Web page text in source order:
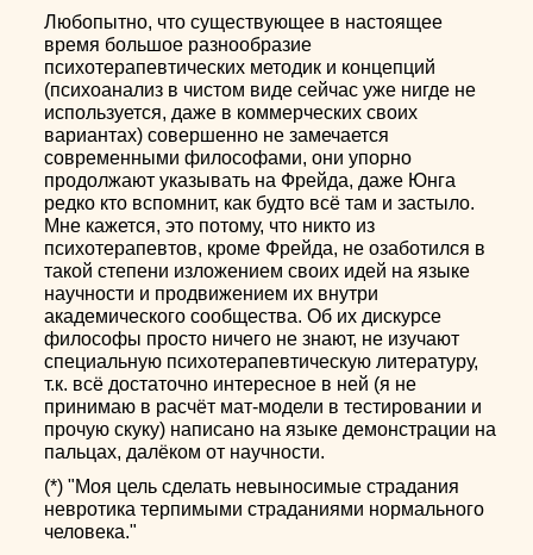
Любопытно, что существующее в настоящее
время большое разнообразие
психотерапевтических методик и концепций
(психоанализ в чистом виде сейчас уже нигде не
используется, даже в коммерческих своих
вариантах) совершенно не замечается
современными философами, они упорно
продолжают указывать на Фрейда, даже Юнга
редко кто вспомнит, как будто всё там и застыло.
Мне кажется, это потому, что никто из
психотерапевтов, кроме Фрейда, не озаботился в
такой степени изложением своих идей на языке
научности и продвижением их внутри
академического сообщества. Об их дискурсе
философы просто ничего не знают, не изучают
специальную психотерапевтическую литературу,
т.к. всё достаточно интересное в ней (я не
принимаю в расчёт мат-модели в тестировании и
прочую скуку) написано на языке демонстрации на
пальцах, далёком от научности.
(*) "Моя цель сделать невыносимые страдания
невротика терпимыми страданиями нормального
человека."